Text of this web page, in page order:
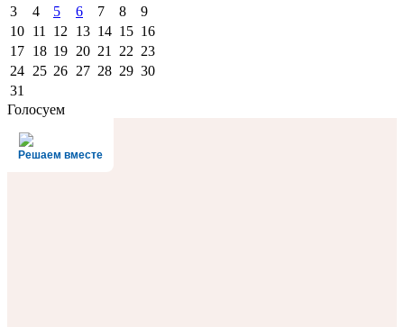
3
4 5 6 7 8
9
10 11 12 13 14 15 16
17 18 19 20 21 22 23
24 25 26 27 28 29 30
31
Голосуем
Решаем вместе